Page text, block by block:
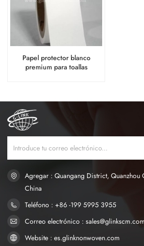
Papel protector blanco
premium para toallas
Agregar : Quangang District, Quanzhou
China
Teléfono : +86 -199 5995 3955
Correo electrónico : sales@glinkscm.com
Website : es.glinknonwoven.com